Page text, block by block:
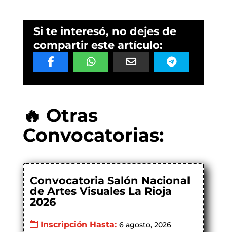
Si te interesó, no dejes de
compartir este artículo:
🔥 Otras
Convocatorias:
Convocatoria Salón Nacional
de Artes Visuales La Rioja
2026
Inscripción Hasta: 6 agosto, 2026